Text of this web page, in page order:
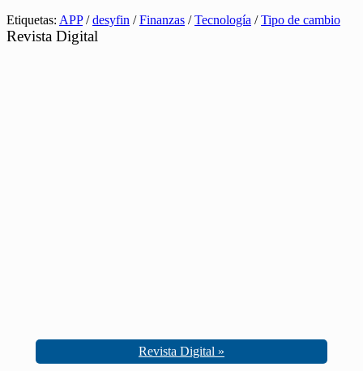
Etiquetas: APP/desyfin /Finanzas /Tecnología /Tipo de cambio
Revista Digital
Revista Digital »